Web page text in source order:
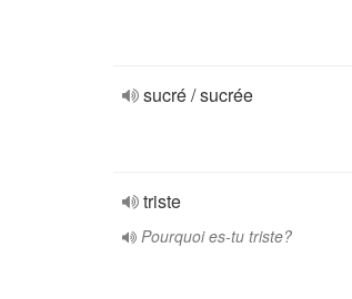
sucré / sucrée
triste
Pourquoi es-tu triste?